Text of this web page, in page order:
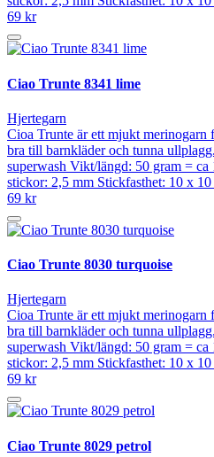
69 kr
Ciao Trunte 8341 lime
Hjertegarn
Cioa Trunte är ett mjukt merinogarn
bra till barnkläder och tunna
superwash Vikt/längd: 50 gram = ca
stickor: 2,5 mm Stickfasthet: 10 x
69 kr
Ciao Trunte 8030 turquoise
Hjertegarn
Cioa Trunte är ett mjukt merinogarn
bra till barnkläder och tunna
superwash Vikt/längd: 50 gram = ca
stickor: 2,5 mm Stickfasthet: 10 x
69 kr
Ciao Trunte 8029 petrol